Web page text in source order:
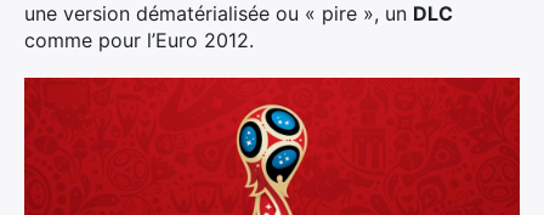
une version dématérialisée ou « pire », un DLC
comme pour l’Euro 2012.